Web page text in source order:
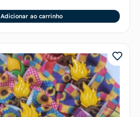
Adicionar ao carrinho